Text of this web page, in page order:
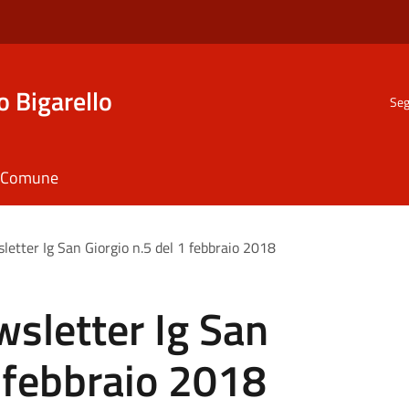
Bigarello
Ig San Giorgio n.5 del 1 febbraio 2018
Ig San
2018